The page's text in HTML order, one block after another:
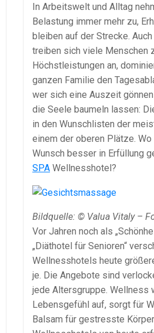
In Arbeitswelt und Alltag
Belastung immer mehr zu,
bleiben auf der Strecke.
treiben sich viele Menschen
Höchstleistungen an,
ganzen Familie den
wer sich eine Auszeit gönnen
die Seele baumeln lassen:
in den Wunschlisten der
einem der oberen Plätze.
Wunsch besser in Erfüllung
SPA Wellnesshotel?
Bildquelle: © Valua Vitaly –
Vor Jahren noch als
„Diäthotel für Senioren“
Wellnesshotels heute
je. Die Angebote sind
jede Altersgruppe. Wellness
Lebensgefühl auf, sorgt für
Balsam für gestresste